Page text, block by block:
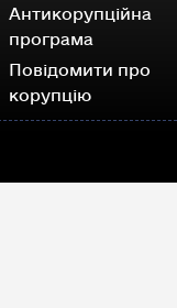
Антикорупційна
програма
Повідомити про
корупцію